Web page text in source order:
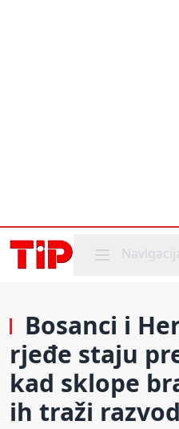
Mobile menu
Bosanci i
rjeđe staju
kad sklope
ih traži razvod